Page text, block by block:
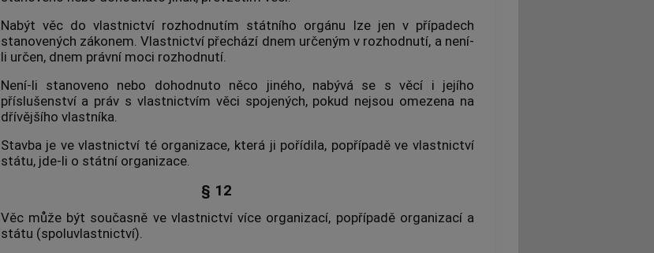
Nabýt věc do vlastnictví rozhodnutím státního orgánu lze jen v případech
stanovených zákonem. Vlastnictví přechází dnem určeným v rozhodnutí, a není-
li určen, dnem právní moci rozhodnutí.
Není-li stanoveno nebo dohodnuto něco jiného, nabývá se s věcí i jejího
příslušenství a práv s vlastnictvím věci spojených, pokud nejsou omezena na
dřívějšího vlastníka.
Stavba je ve vlastnictví té organizace, která ji pořídila, popřípadě ve vlastnictví
státu, jde-li o státní organizace.
§ 12
Věc může být současně ve vlastnictví více organizací, popřípadě organizací a
státu (spoluvlastnictví).